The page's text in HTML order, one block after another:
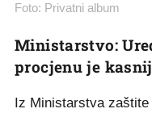
Foto: Privatni album
Ministarstvo:
procjenu je
Iz Ministarstva